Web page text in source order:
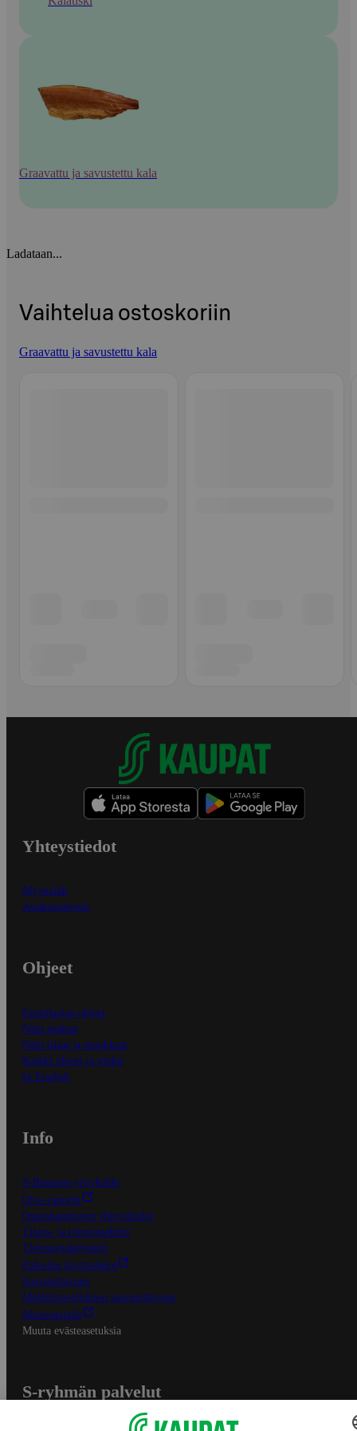
Graavattu ja savustettu kala
Ladataan...
Vaihtelua ostoskoriin
Graavattu ja savustettu kala
Yhteystiedot
Myymälät
Asiakaspalvelu
Ohjeet
Ensitilaajan ohjeet
Näin maksat
Näin tilaat ja muokkaat
Kaikki ohjeet ja vinkit
In English
Info
S-Business yrityksille
Oiva-raportit
Osuuskauppojen yhteystiedot
Tilaus- ja toimitusehdot
Tietosuojakäytäntö
Palvelun käyttöehdot
Saavutettavuus
Mobiilisovelluksen saavutettavuus
Mainostajalle
Muuta evästeasetuksia
S-ryhmän palvelut